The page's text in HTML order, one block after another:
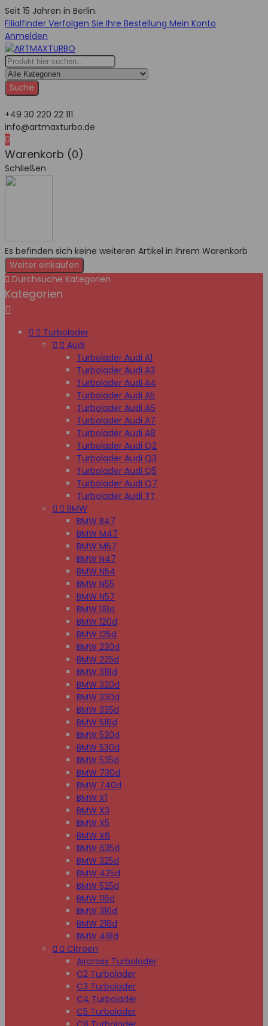
Seit 15 Jahren in Berlin.
Filialfinder Verfolgen Sie Ihre Bestellung Mein Konto
Anmelden
Suche
+49 30 220 22 111
info@artmaxturbo.de
0
Warenkorb (0)
Schließen
Es befinden sich keine weiteren Artikel in Ihrem Warenkorb
Weiter einkaufen
 Durchsuche Kategorien
Kategorien

  Turbolader
  Audi
Turbolader Audi A1
Turbolader Audi A3
Turbolader Audi A4
Turbolader Audi A5
Turbolader Audi A6
Turbolader Audi A7
Turbolader Audi A8
Turbolader Audi Q2
Turbolader Audi Q3
Turbolader Audi Q5
Turbolader Audi Q7
Turbolader Audi TT
  BMW
BMW B47
BMW M47
BMW M57
BMW N47
BMW N54
BMW N55
BMW N57
BMW 118d
BMW 120d
BMW 125d
BMW 220d
BMW 225d
BMW 318d
BMW 320d
BMW 330d
BMW 335d
BMW 518d
BMW 520d
BMW 530d
BMW 535d
BMW 730d
BMW 740d
BMW X1
BMW X3
BMW X5
BMW X6
BMW 635d
BMW 325d
BMW 425d
BMW 525d
BMW 116d
BMW 316d
BMW 218d
BMW 418d
  Citroen
Aircross Turbolader
C2 Turbolader
C3 Turbolader
C4 Turbolader
C5 Turbolader